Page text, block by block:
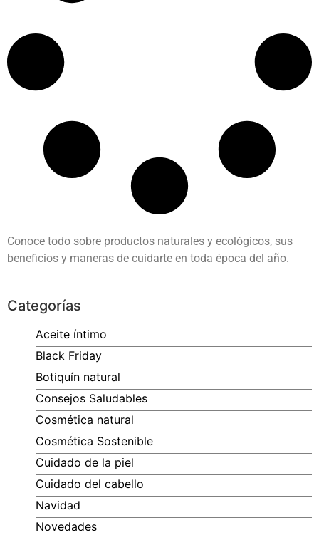
Conoce todo sobre productos naturales y ecológicos, sus
beneficios y maneras de cuidarte en toda época del año.
Categorías
Aceite íntimo
Black Friday
Botiquín natural
Consejos Saludables
Cosmética natural
Cosmética Sostenible
Cuidado de la piel
Cuidado del cabello
Navidad
Novedades